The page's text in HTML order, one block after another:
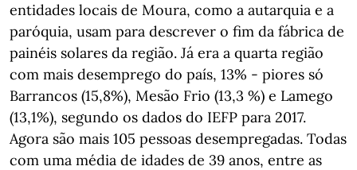
entidades locais de Moura, como a autarquia e a
paróquia, usam para descrever o fim da fábrica de
painéis solares da região. Já era a quarta região
com mais desemprego do país, 13% - piores só
Barrancos (15,8%), Mesão Frio (13,3 %) e Lamego
(13,1%), segundo os dados do IEFP para 2017.
Agora são mais 105 pessoas desempregadas. Todas
com uma média de idades de 39 anos, entre as